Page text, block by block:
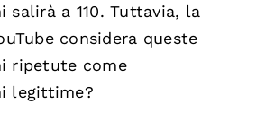
salirà a 110. Tuttavia, la
considera queste
ripetute come
legittime?